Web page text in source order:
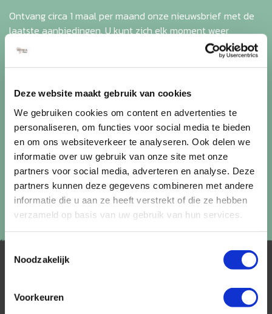
Deze website maakt gebruik van cookies
We gebruiken cookies om content en advertenties te
personaliseren, om functies voor social media te bieden
en om ons websiteverkeer te analyseren. Ook delen we
informatie over uw gebruik van onze site met onze
partners voor social media, adverteren en analyse. Deze
partners kunnen deze gegevens combineren met andere
informatie die u aan ze heeft verstrekt of die ze hebben
verzameld op basis van uw gebruik van hun services.
Noodzakelijk
Voorkeuren
Ontvang circa 1 maal per maand onze nieuwsbrief met de
laatste aanbiedingen. U kunt zich elk moment weer
uitschrijven via de afmeldlink in de nieuwsbrief.
Aanmelden
Lees in onsprivacybeleidhoe wij zorgvuldig omgaan met uw
gegevens.